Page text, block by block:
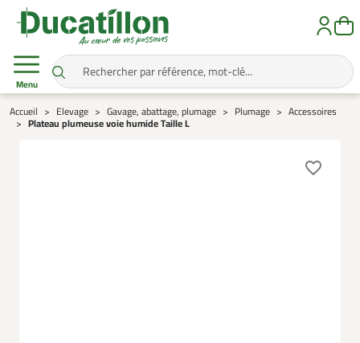
Menu
Accueil Elevage Gavage, abattage, plumage Plumage Accessoires
Plateau plumeuse voie humide Taille L
favorite_border